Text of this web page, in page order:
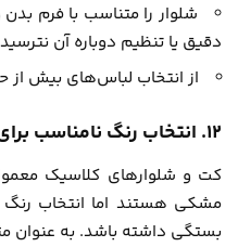
شلوار را متناسب با فرم
دقیق یا تنظیم دوباره آن
از انتخاب لباس‌های بیش از
۱۲. انتخاب رنگ نامناسب برای موقعیت ها
کت و شلوارهای کلاسیک
مشکی هستند اما انتخاب رنگ
بستگی داشته باشد. به عنوان